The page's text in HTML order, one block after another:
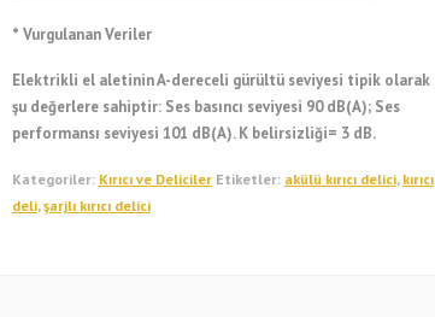
* Vurgulanan Veriler
Elektrikli el aletinin A-dereceli gürültü seviyesi tipik olarak
şu değerlere sahiptir: Ses basıncı seviyesi 90 dB(A); Ses
performansı seviyesi 101 dB(A). K belirsizliği= 3 dB.
Kategoriler: Kırıcı ve Deliciler Etiketler: akülü kırıcı delici, kırıcı
deli,şarjlı kırıcı delici